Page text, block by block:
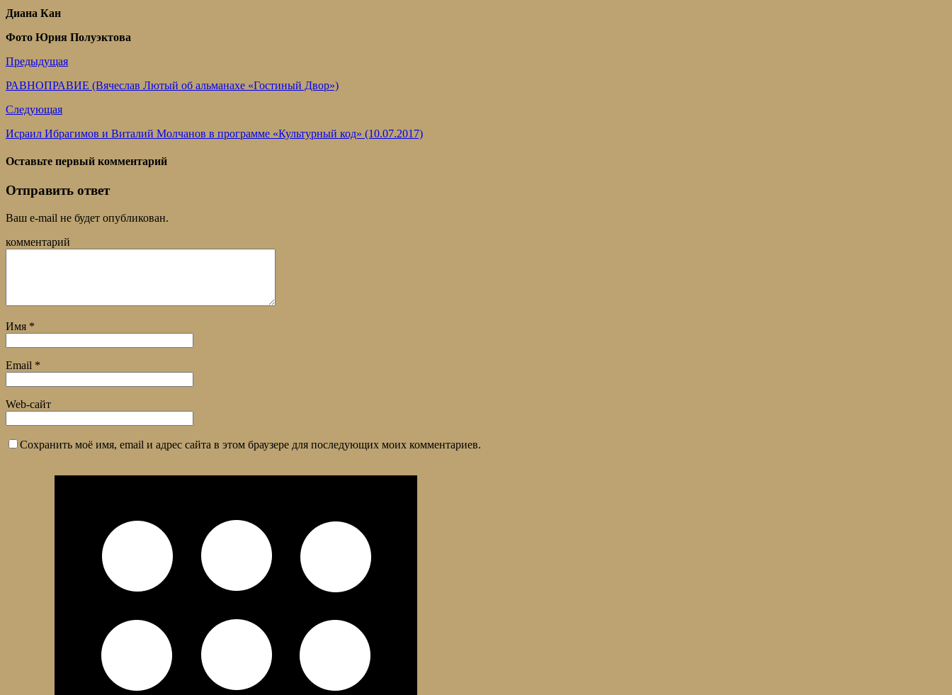
Диана Кан
Фото Юрия Полуэктова
Предыдущая
РАВНОПРАВИЕ (Вячеслав Лютый об альманахе «Гостиный Двор»)
Следующая
Исраил Ибрагимов и Виталий Молчанов в программе «Культурный код» (10.07.2017)
Оставьте первый комментарий
Отправить ответ
Ваш e-mail не будет опубликован.
комментарий
Имя *
Email *
Web-сайт
Сохранить моё имя, email и адрес сайта в этом браузере для последующих моих комментариев.